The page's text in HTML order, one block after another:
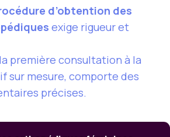
d’obtention des
exige rigueur et
première consultation à la
sur mesure, comporte des
précises.